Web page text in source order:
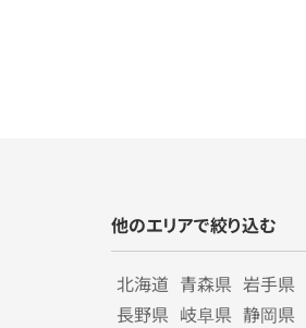
他のエリアで絞り込む
北海道 青森県 岩手県
長野県 岐阜県 静岡県